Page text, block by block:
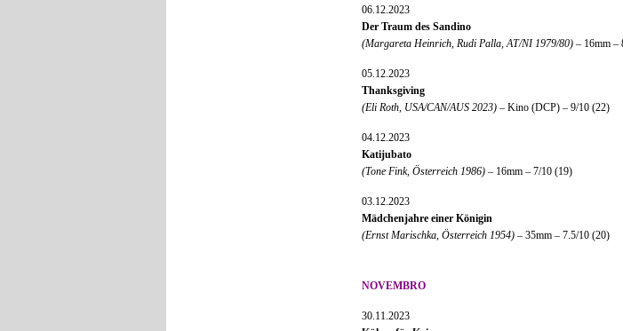
06.12.2023
Der Traum des Sandino
(Margareta Heinrich, Rudi Palla, AT/NI 1979/80) – 16mm –
05.12.2023
Thanksgiving
(Eli Roth, USA/CAN/AUS 2023) – Kino (DCP) – 9/10 (22)
04.12.2023
Katijubato
(Tone Fink, Österreich 1986) – 16mm – 7/10 (19)
03.12.2023
Mädchenjahre einer Königin
(Ernst Marischka, Österreich 1954) – 35mm – 7.5/10 (20)
NOVEMBRO
30.11.2023